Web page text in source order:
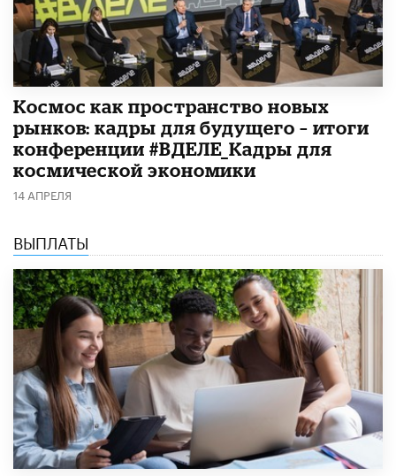
Космос как пространство новых
рынков: кадры для будущего – итоги
конференции #ВДЕЛЕ_Кадры для
космической экономики
14 АПРЕЛЯ
ВЫПЛАТЫ